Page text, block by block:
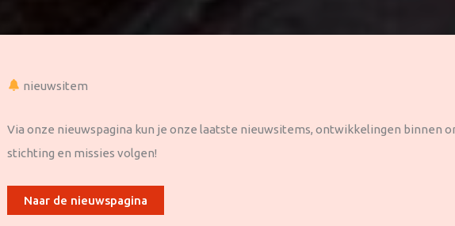
nieuwsitem
Via onze nieuwspagina kun je onze laatste nieuwsitems, ontwikkelingen binnen
stichting en missies volgen!
Naar de nieuwspagina